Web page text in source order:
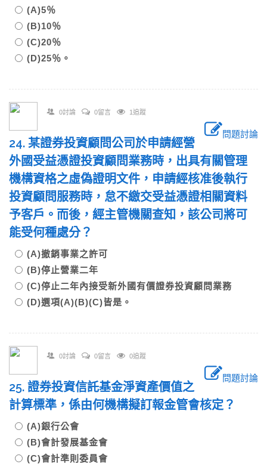
(A)5％
(B)10％
(C)20％
(D)25％。
0討論 0留言 1追蹤
問題討論
24. 某證券投資顧問公司於申請經營
外國受益憑證投資顧問業務時，出具有關管理
機構資格之虛偽證明文件，申請經核准後執行
投資顧問服務時，怠不繳交受益憑證相關資料
予客戶。而後，經主管機關查知，該公司將可
能受何種處分？
(A)撤銷事業之許可
(B)停止營業二年
(C)停止二年內接受新外國有價證券投資顧問業務
(D)選項(A)(B)(C)皆是。
0討論 0留言 0追蹤
問題討論
25. 證券投資信託基金淨資產價值之
計算標準，係由何機構擬訂報金管會核定？
(A)銀行公會
(B)會計發展基金會
(C)會計準則委員會